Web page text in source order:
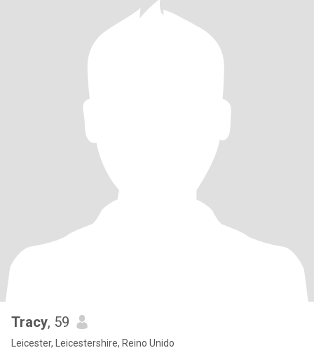
Tracy, 59
Leicester, Leicestershire, Reino Unido